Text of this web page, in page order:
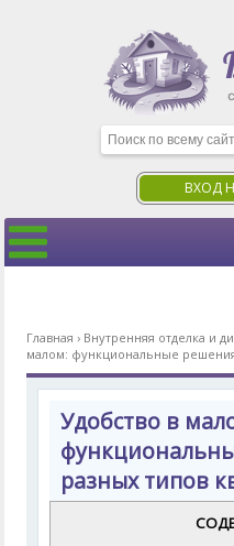
ВХОД
Главная › Внутренняя отделка и
малом: функциональные
Удобство в
разных типов